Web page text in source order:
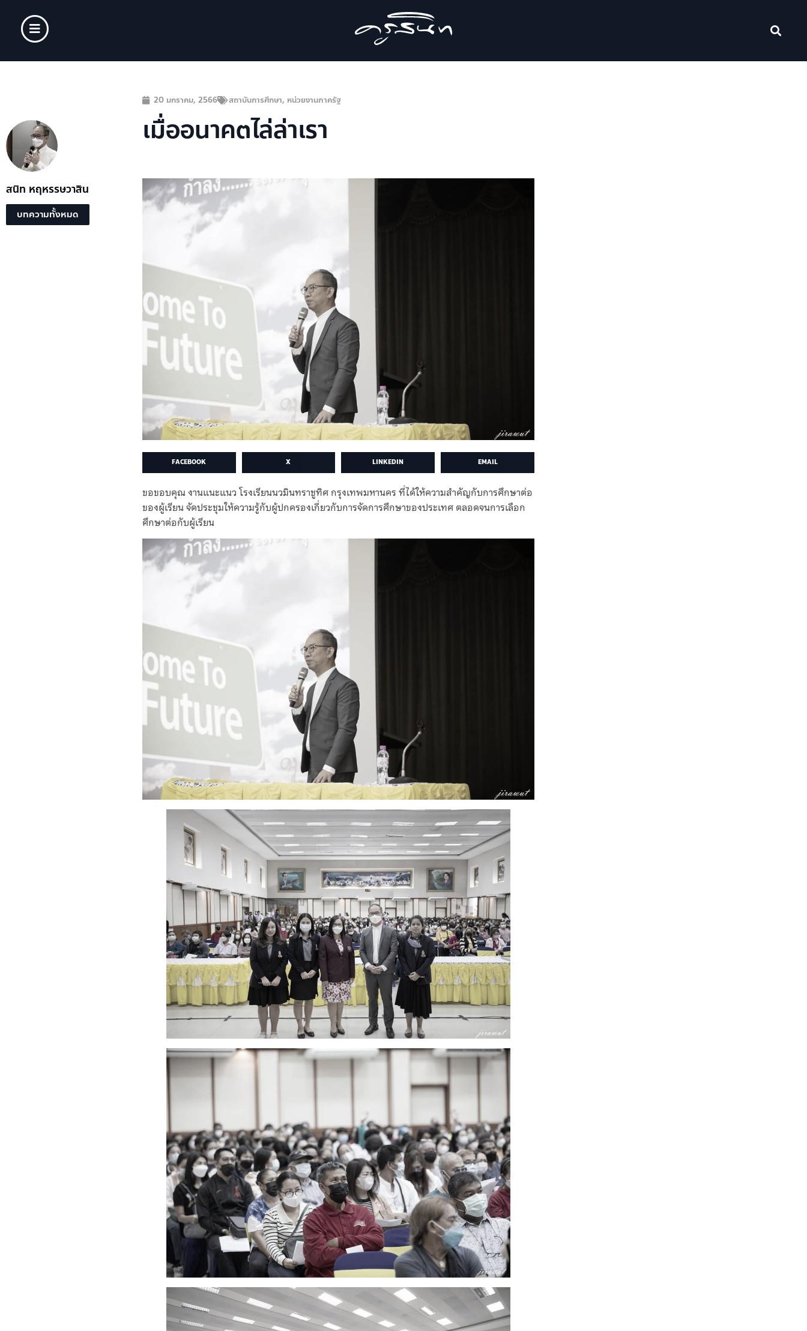
สนิท หฤหรรษวาสิน
บทความทั้งหมด
20 มกราคม, 2566 สถาบันการศึกษา, หน่วยงานภาครัฐ
เมื่ออนาคตไล่ล่าเรา
FACEBOOK X LINKEDIN EMAIL
ขอขอบคุณ งานแนะแนว โรงเรียนนวมินทราชูทิศ กรุงเทพมหานคร ที่ได้ให้ความสำคัญกับการศึกษาต่อ
ของผู้เรียน จัดประชุมให้ความรู้กับผู้ปกครองเกี่ยวกับการจัดการศึกษาของประเทศ ตลอดจนการเลือก
ศึกษาต่อกับผู้เรียน